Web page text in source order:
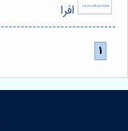
افرا